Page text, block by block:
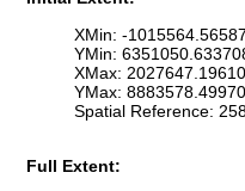
XMin: -
YMin:
XMax:
YMax:
Spatial Reference:
Full Extent: